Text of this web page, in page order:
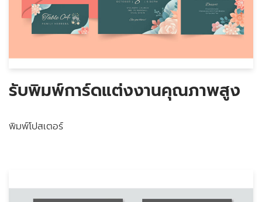
รับพิมพ์การ์ดแต่งงานคุณภาพสูง
พิมพ์โปสเตอร์